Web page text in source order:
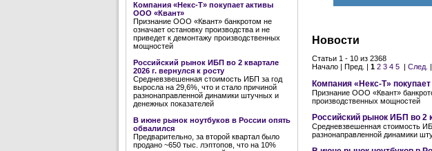
Компания «Некс-Т» покупает активы
ООО «Квант»
Признание ООО «Квант» банкротом не
означает остановку производства и не
приведет к демонтажу производственных
мощностей
Российский рынок ИБП во 2 квартале
2026 г. вернулся к росту
Средневзвешенная стоимость ИБП за год
выросла на 29,6%, что и стало причиной
разнонаправленной динамики штучных и
денежных показателей
В июне рынок ноутбуков в России опять
обвалился
Предварительно, за второй квартал было
продано ~650 тыс. лэптопов, что на 10%
Новости
Статьи 1 - 10 из 2368
Начало | Пред. | 1 2 3 4 5 След.
Компания «Некс-Т»
Признание ООО «Квант»
производственных мощностей
Российский рынок ИБП во 2
Средневзвешенная стоимость
разнонаправленной динамики